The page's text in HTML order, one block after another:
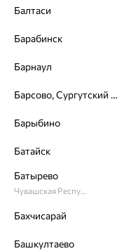
от 32 744
Кольцо обручальное,
АЛЬКОР
33 481
Балтаси
Барабинск
Барнаул
Барсово, Сургутский район
Барыбино
Батайск
Батырево
Чувашская Республика - Чувашия
Бахчисарай
Башкултаево